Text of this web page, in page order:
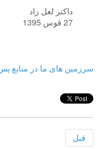
داکتر لعل زاد
27 قوس 1395
سرزمین های ما در منابع
قبل